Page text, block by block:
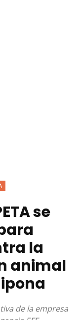
se
la
animal
de la empresa